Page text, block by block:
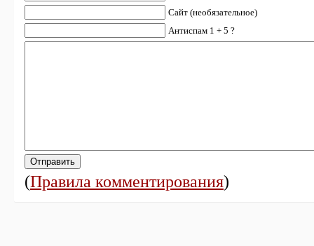
Сайт (необязательное)
Антиспам 1 + 5 ?
(Правила комментирования)